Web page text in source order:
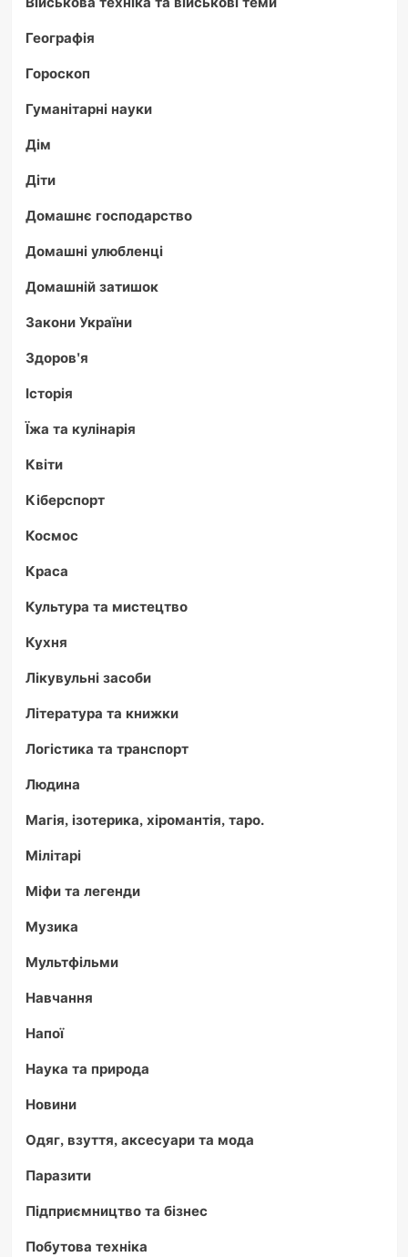
Географія
Гороскоп
Гуманітарні науки
Дім
Діти
Домашнє господарство
Домашні улюбленці
Домашній затишок
Закони України
Здоров'я
Історія
Їжа та кулінарія
Квіти
Кіберспорт
Космос
Краса
Культура та мистецтво
Кухня
Лікувульні засоби
Література та книжки
Логістика та транспорт
Людина
Магія, ізотерика, хіромантія, таро.
Мілітарі
Міфи та легенди
Музика
Мультфільми
Навчання
Напої
Наука та природа
Новини
Одяг, взуття, аксесуари та мода
Паразити
Підприємництво та бізнес
Побутова техніка